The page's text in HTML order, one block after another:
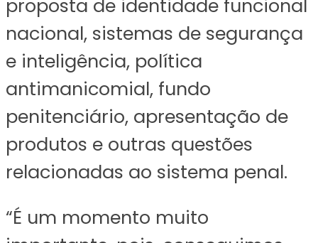
proposta de identidade funcional
nacional, sistemas de segurança
e inteligência, política
antimanicomial, fundo
penitenciário, apresentação de
produtos e outras questões
relacionadas ao sistema penal.
“É um momento muito